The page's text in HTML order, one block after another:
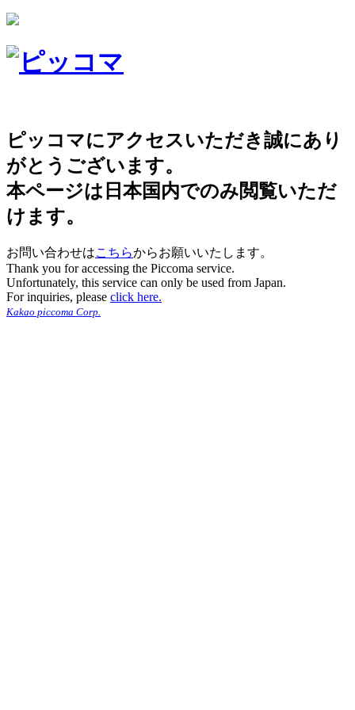
ピッコマにアクセスいただき誠にあり
がとうございます。
本ページは日本国内でのみ閲覧いただ
けます。
お問い合わせはこちらからお願いいたします。
Thank you for accessing the Piccoma service.
Unfortunately, this service can only be used from Japan.
For inquiries, please click here.
Kakao piccoma Corp.